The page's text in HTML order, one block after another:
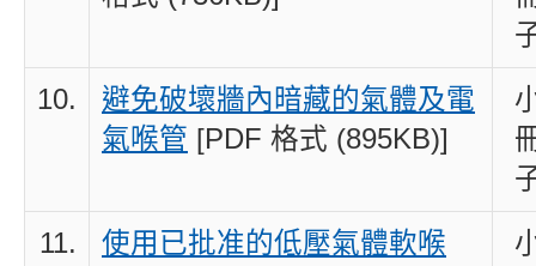
10.
避免破壞牆內暗藏的氣體及電
氣喉管 [PDF 格式 (895KB)]
11.
使用已批准的低壓氣體軟喉